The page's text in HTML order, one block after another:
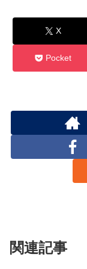
X
Pocket
関連記事